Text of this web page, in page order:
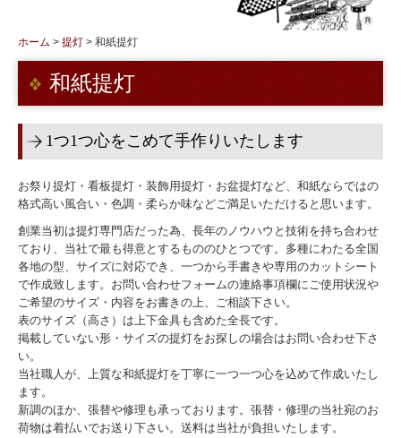
提灯
和紙提灯
お祭り提灯
お盆提灯
飲食店用提灯
インテリア提灯
半纏
祭り半纏
ホーム 提灯 和紙提灯
和紙提灯
1つ1つ心をこめて手作りいたします
お祭り提灯・看板提灯・装飾用提灯・お盆提灯など、和紙ならではの
格式高い風合い・色調・柔らか味などご満足いただけると思います。
創業当初は提灯専門店だった為、長年のノウハウと技術を持ち合わせ
ており、当社で最も得意とするもののひとつです。多種にわたる全国
各地の型、サイズに対応でき、一つから手書きや専用のカットシート
で作成致します。お問い合わせフォームの連絡事項欄にご使用状況や
ご希望のサイズ・内容をお書きの上、ご相談下さい。
表のサイズ（高さ）は上下金具も含めた全長です。
掲載していない形・サイズの提灯をお探しの場合はお問い合わせ下さ
い。
当社職人が、上質な和紙提灯を丁寧に一つ一つ心を込めて作成いたし
ます。
新調のほか、張替や修理も承っております。張替・修理の当社宛のお
荷物は着払いでお送り下さい。送料は当社が負担いたします。